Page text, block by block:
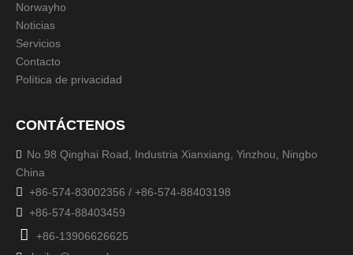
Norwayho
Noticias
Servicios
Contacto
Política de privacidad
CONTÁCTENOS
 No.98 Qinghai Road, Industria Xianxiang, Yinzhou, Ningbo
China
 +86-574-83002356 / +86-574-88403198
 +86-574-88403459
 +86-13906626625